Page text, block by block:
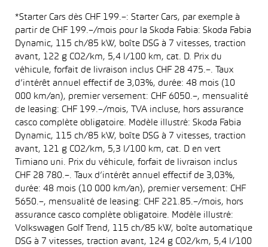
*Starter Cars dès CHF 199.–: Starter Cars, par exemple à
partir de CHF 199.–/mois pour la Skoda Fabia: Skoda Fabia
Dynamic, 115 ch/85 kW, boîte DSG à 7 vitesses, traction
avant, 122 g CO2/km, 5,4 l/100 km, cat. D. Prix du
véhicule, forfait de livraison inclus CHF 28 475.–. Taux
d’intérêt annuel effectif de 3,03%, durée: 48 mois (10
000 km/an), premier versement: CHF 6050.–, mensualité
de leasing: CHF 199.–/mois, TVA incluse, hors assurance
casco complète obligatoire. Modèle illustré: Skoda Fabia
Dynamic, 115 ch/85 kW, boîte DSG à 7 vitesses, traction
avant, 121 g CO2/km, 5,3 l/100 km, cat. D en vert
Timiano uni. Prix du véhicule, forfait de livraison inclus
CHF 28 780.–. Taux d’intérêt annuel effectif de 3,03%,
durée: 48 mois (10 000 km/an), premier versement: CHF
5650.–, mensualité de leasing: CHF 221.85.–/mois, hors
assurance casco complète obligatoire. Modèle illustré:
Volkswagen Golf Trend, 115 ch/85 kW, boîte automatique
DSG à 7 vitesses, traction avant, 124 g CO2/km, 5,4 l/100